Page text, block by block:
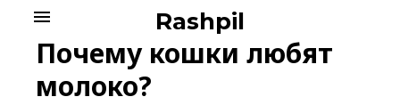
content
Rashpil
menu
Почему кошки любят
молоко?